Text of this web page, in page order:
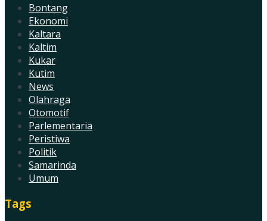
Bontang
Ekonomi
Kaltara
Kaltim
Kukar
Kutim
News
Olahraga
Otomotif
Parlementaria
Peristiwa
Politik
Samarinda
Umum
Tags